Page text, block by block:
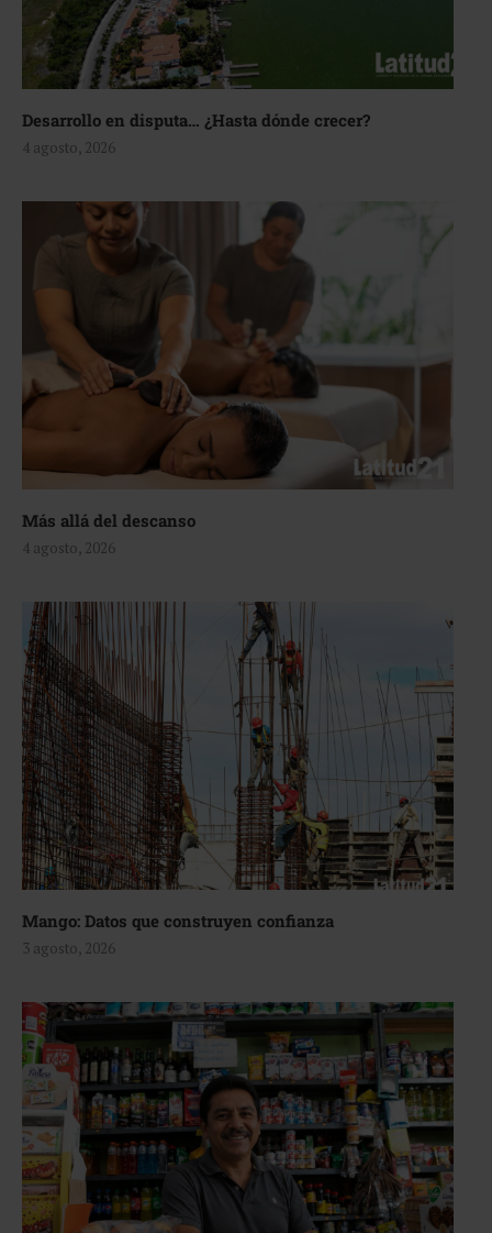
Desarrollo en disputa… ¿Hasta dónde crecer?
4 agosto, 2026
Más allá del descanso
4 agosto, 2026
Mango: Datos que construyen confianza
3 agosto, 2026